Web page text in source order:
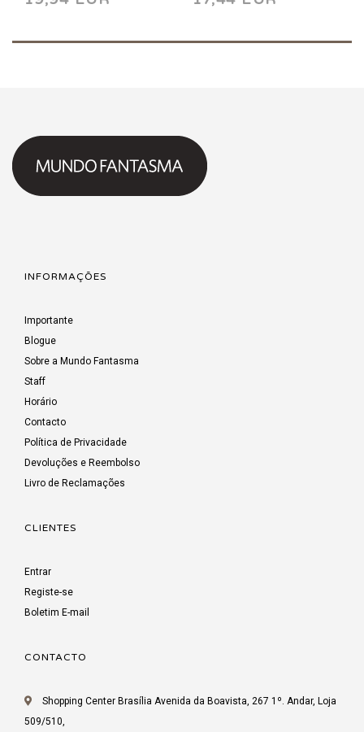
INFORMAÇÕES
Importante
Blogue
Sobre a Mundo Fantasma
Staff
Horário
Contacto
Política de Privacidade
Devoluções e Reembolso
Livro de Reclamações
CLIENTES
Entrar
Registe-se
Boletim E-mail
CONTACTO
Shopping Center Brasília Avenida da Boavista, 267 1º. Andar, Loja
509/510,